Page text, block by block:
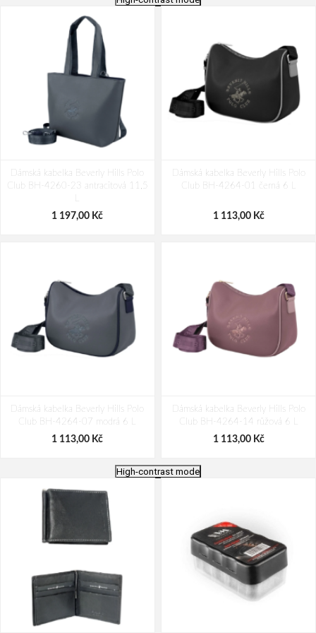
Dámská kabelka Beverly Hills Polo
Club BH-4260-23 antracitová 11,5
1 197,00 Kč
Dámská kabelka Beverly Hills Polo
Club BH-4264-01 černá 6 L
1 113,00 Kč
Dámská kabelka Beverly Hills Polo
Club BH-4264-07 modrá 6 L
1 113,00 Kč
Dámská kabelka Beverly Hills Polo
Club BH-4264-14 růžová 6 L
1 113,00 Kč
High-contrast mode